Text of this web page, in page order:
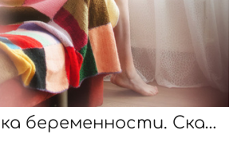
Фотосъёмка беременности. Скажите, откуда я взялся